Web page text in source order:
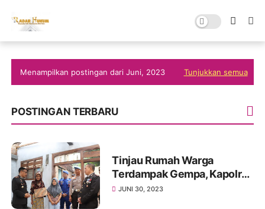
Menampilkan postingan dari Juni, 2023 Tunjukkan semua
POSTINGAN TERBARU
Tinjau Rumah Warga
Terdampak Gempa, Kapolres
Trenggalek Serahkan
JUNI 30, 2023